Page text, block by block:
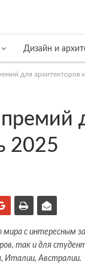
Дизайн и
для архитекторов
2025
мира с
так и для
Италии, Австралии.